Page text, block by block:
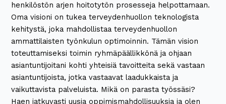
henkilöstön arjen hoitotytön prosesseja helpottamaan.
Oma visioni on tukea terveydenhuollon teknologista
kehitystä, joka mahdollistaa terveydenhuollon
ammattilaisten työnkulun optimoinnin. Tämän vision
toteuttamiseksi toimin ryhmäpäällikkönä ja ohjaan
asiantuntijoitani kohti yhteisiä tavoitteita sekä vastaan
asiantuntijoista, jotka vastaavat laadukkaista ja
vaikuttavista palveluista. Mikä on parasta työssäsi?
Haen jatkuvasti uusia oppimismahdollisuuksia ja olen